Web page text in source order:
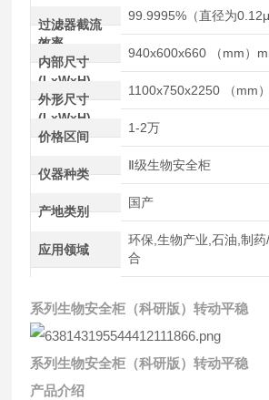
过滤器截流
效率
99.9995%（直径为
内部尺寸
(LxWxH)
940x600x660 （mm）
外形尺寸
(LxWxH)
1100x750x2250 （mm
价格区间
1-2万
仪器种类
Ⅱ级生物安全柜
产地类别
国产
应用领域
环保,生物产业,石油,制
合
系列生物安全柜（科研版）转动平稳
系列生物安全柜（科研版）转动平稳
产品介绍